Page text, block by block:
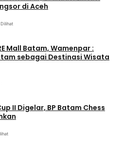
di Aceh
Mall Batam, Wamenpar :
sebagai Destinasi Wisata
II Digelar, BP Batam Chess